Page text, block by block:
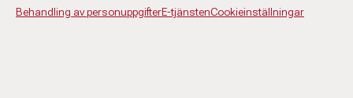
Behandling av personuppgifterE-tjänstenCookieinställningar